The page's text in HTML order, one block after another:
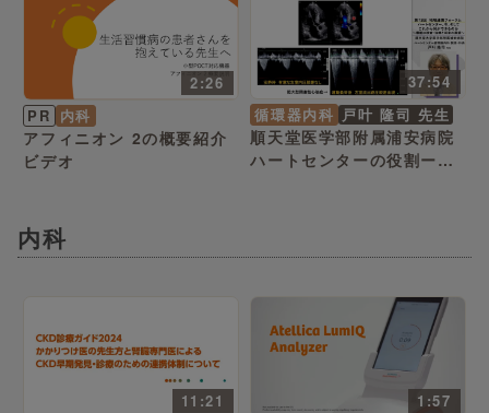
2:26
PR 内科
アフィニオン 2の概要紹介
ビデオ
37:54
循環器内科 戸叶 隆司 先生
順天堂医学部附属浦安病院
ハートセンターの役割ー最
内科
11:21
1:57